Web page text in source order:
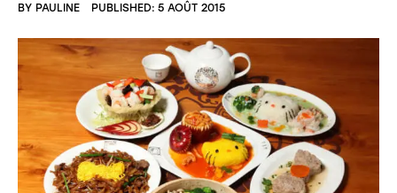
BY PAULINE PUBLISHED: 5 AOÛT 2015